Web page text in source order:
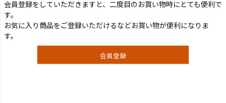
会員登録をしていただきますと、二度目のお買い物時にとても便利で
す。
お気に入り商品をご登録いただけるなどお買い物が便利になりま
す。
会員登録